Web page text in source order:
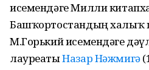
исемендәге Милли
Башҡортостандың халыҡ
М.Горький исемендәге
лауреатыНазар Нәжмигә